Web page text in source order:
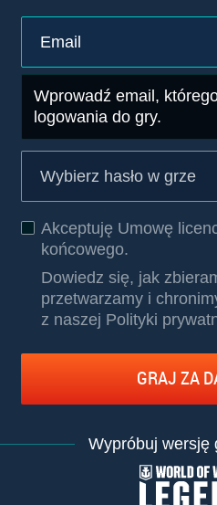
Wprowadź email,
logowania do gry.
Akceptuję Umowę
końcowego.
Dowiedz się, jak
przetwarzamy i
z naszej Polityki
GRAJ ZA
Wypróbuj wersję